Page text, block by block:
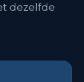
dezelfde